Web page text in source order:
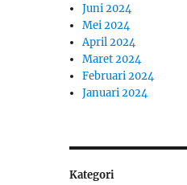
Juni 2024
Mei 2024
April 2024
Maret 2024
Februari 2024
Januari 2024
Kategori